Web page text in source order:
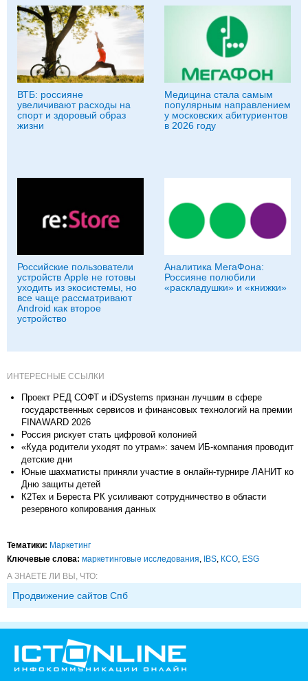
ВТБ: россияне
увеличивают расходы на
спорт и здоровый образ
жизни
Медицина стала самым
популярным направлением
у московских абитуриентов
в 2026 году
Российские пользователи
устройств Apple не готовы
уходить из экосистемы, но
все чаще рассматривают
Android как второе
устройство
Аналитика МегаФона:
Россияне полюбили
«раскладушки» и «книжки»
ИНТЕРЕСНЫЕ ССЫЛКИ
Проект РЕД СОФТ и iDSystems признан лучшим в сфере
государственных сервисов и финансовых технологий на премии
FINAWARD 2026
Россия рискует стать цифровой колонией
«Куда родители уходят по утрам»: зачем ИБ-компания проводит
детские дни
Юные шахматисты приняли участие в онлайн-турнире ЛАНИТ ко
Дню защиты детей
К2Тех и Береста РК усиливают сотрудничество в области
резервного копирования данных
Тематики: Маркетинг
Ключевые слова: маркетинговые исследования, IBS, КСО, ESG
А ЗНАЕТЕ ЛИ ВЫ, ЧТО:
Продвижение сайтов Спб